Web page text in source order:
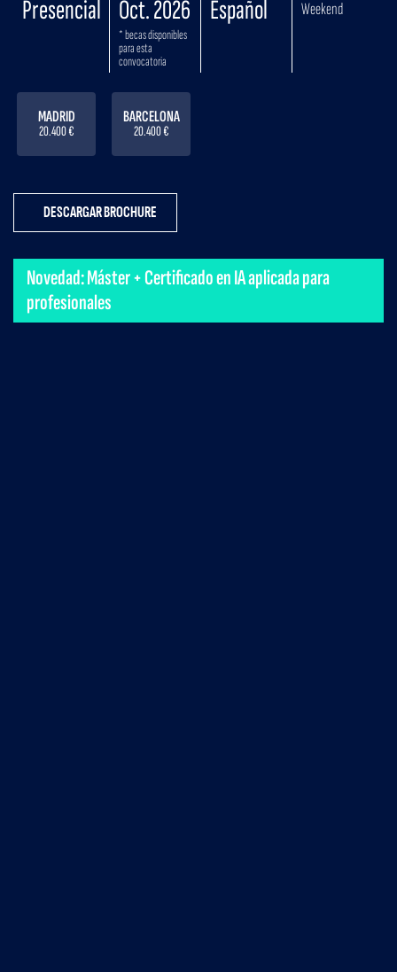
Presencial Oct. 2026
* becas disponibles
para esta
convocatoria
Español Weekend
MADRID
20.400 €
BARCELONA
20.400 €
DESCARGAR BROCHURE
Novedad: Máster + Certificado en IA aplicada para
profesionales